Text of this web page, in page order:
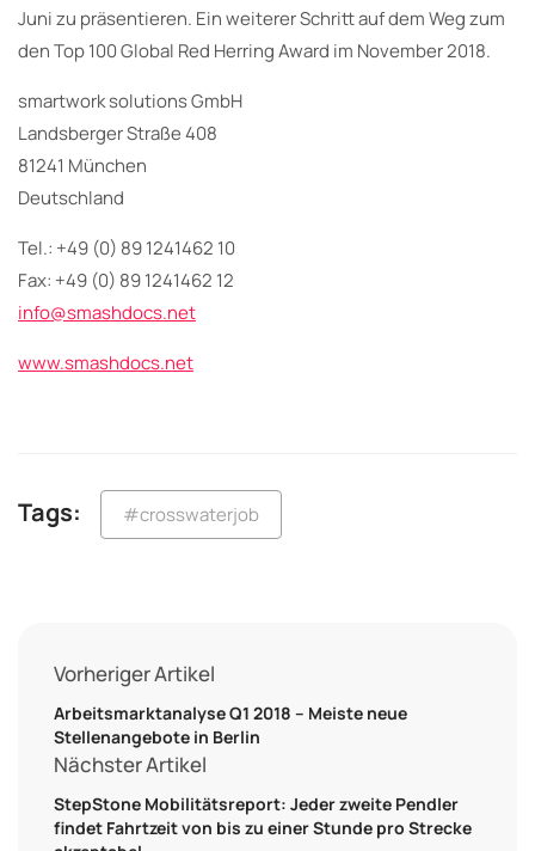
Juni zu präsentieren. Ein weiterer Schritt auf dem Weg zum
den Top 100 Global Red Herring Award im November 2018.
smartwork solutions GmbH
Landsberger Straße 408
81241 München
Deutschland
Tel.: +49 (0) 89 1241462 10
Fax: +49 (0) 89 1241462 12
info@smashdocs.net
www.smashdocs.net
Tags: #crosswaterjob
Vorheriger Artikel
Arbeitsmarktanalyse Q1 2018 – Meiste neue
Stellenangebote in Berlin
Nächster Artikel
StepStone Mobilitätsreport: Jeder zweite Pendler
findet Fahrtzeit von bis zu einer Stunde pro Strecke